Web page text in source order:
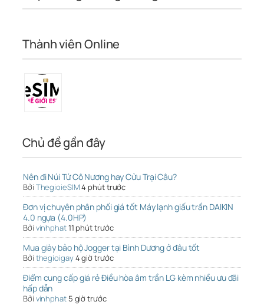
Thành viên Online
Chủ đề gần đây
Nên đi Núi Tứ Cô Nương hay Cửu Trại Câu?
Bởi ThegioieSIM4 phút trước
Đơn vị chuyên phân phối giá tốt Máy lạnh giấu trần DAIKIN
4.0 ngựa (4.0HP)
Bởi vinhphat11 phút trước
Mua giày bảo hộ Jogger tại Bình Dương ở đâu tốt
Bởi thegioigay4 giờ trước
Điểm cung cấp giá rẻ Điều hòa âm trần LG kèm nhiều ưu đãi
hấp dẫn
Bởi vinhphat 5 giờ trước